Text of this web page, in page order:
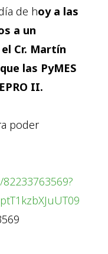
de hoy a las
a un
Cr. Martín
las PyMES
II.
poder
82233763569?
09